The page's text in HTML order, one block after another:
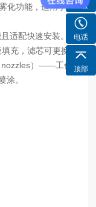
化功能，适用于高
适配快速安装。
充，滤芯可更换。
nozzles）——工作
涂。
客服
电话
顶部